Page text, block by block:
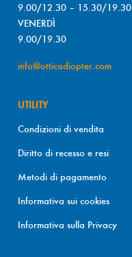
9.00/12.30 – 15.30/19.30
VENERDÌ
9.00/19.30
info@otticadiopter.com
UTILITY
Condizioni di vendita
Diritto di recesso e resi
Metodi di pagamento
Informativa sui cookies
Informativa sulla Privacy